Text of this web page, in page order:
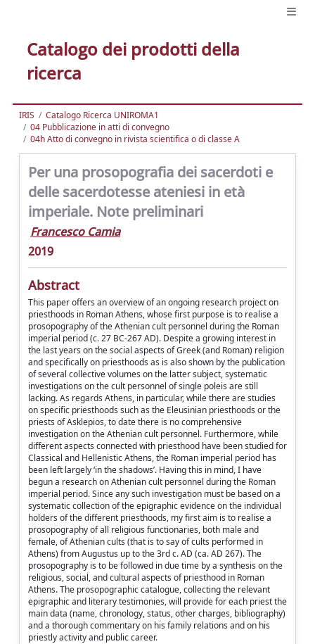
Catalogo dei prodotti della
ricerca
IRIS
Catalogo Ricerca UNIROMA1
04 Pubblicazione in atti di convegno
04h Atto di convegno in rivista scientifica o di classe A
Per una prosopografia dei sacerdoti e
delle sacerdotesse ateniesi in età
imperiale. Note preliminari
Francesco Camia
2019
Abstract
This paper offers an overview of an ongoing research project on
priesthoods in Roman Athens, whose first purpose is to realise a
prosopography of the Athenian cult personnel during the Roman
imperial period (c. 27 BC-267 AD). Despite a growing interest in
the last years on the social aspects of Greek (and Roman) religion
and specifically on priesthoods as is also shown by the publication
of several collective volumes on the latter subject, systematic
investigations on the cult personnel of single poleis are still
lacking. As regards Athens, in particular, while there are studies
on specific priesthoods such as the Eleusinian priesthoods or the
priests of Asklepios, to date there is no comprehensive
investigation on the Athenian cult personnel. Furthermore, while
different aspects connected with priesthood have been studied for
Classical and Hellenistic Athens, the Roman imperial period has
been left largely ‘in the shadows’. Having this in mind, I have
begun a research on Athenian cult personnel during the Roman
imperial period. Since any such investigation must be based on a
systematic collection of the epigraphic evidence on the individual
holders of the different priesthoods, my first aim is to realise a
prosopography of all religious functionaries, both male and
female, of Athenian cults (that is to say of cults performed in
Athens) from Augustus up to the 3rd c. AD (ca. AD 267). The
prosopography is to be followed in due time by a synthesis on the
religious, social, and cultural aspects of priesthood in Roman
Athens. The prosopographic catalogue, collecting the relevant
epigraphic and literary testimonies, will provide for each priest the
main data (name, chronology, status, other charges, bibliography)
and a thorough commentary on his family relations and on his
priestly activity and public career.